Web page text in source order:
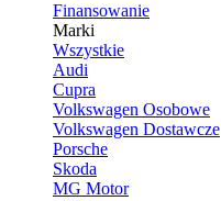
Finansowanie
Marki
Wszystkie
Audi
Cupra
Volkswagen Osobowe
Volkswagen Dostawcze
Porsche
Skoda
MG Motor